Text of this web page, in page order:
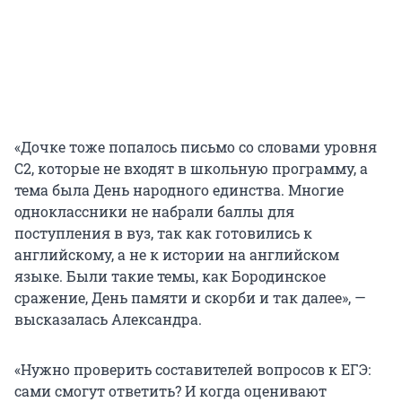
«Дочке тоже попалось письмо со словами уровня
С2, которые не входят в школьную программу, а
тема была День народного единства. Многие
одноклассники не набрали баллы для
поступления в вуз, так как готовились к
английскому, а не к истории на английском
языке. Были такие темы, как Бородинское
сражение, День памяти и скорби и так далее», —
высказалась Александра.
«Нужно проверить составителей вопросов к ЕГЭ:
сами смогут ответить? И когда оценивают